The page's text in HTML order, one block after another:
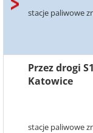
stacje paliwowe
Przez drogi
Katowice
stacje paliwowe